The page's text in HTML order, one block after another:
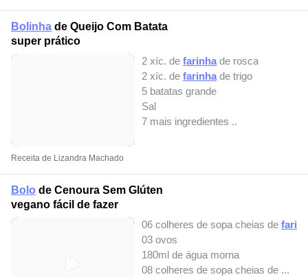
Bolinha de Queijo Com Batata
super prático
2 xíc. de farinha de rosca
2 xíc. de farinha de trigo
5 batatas grande
Sal
7 mais ingredientes ..
Receita de Lizandra Machado
Bolo de Cenoura Sem Glúten
vegano fácil de fazer
06 colheres de sopa cheias de
03 ovos
180ml de água morna
08 colheres de sopa cheias de ...